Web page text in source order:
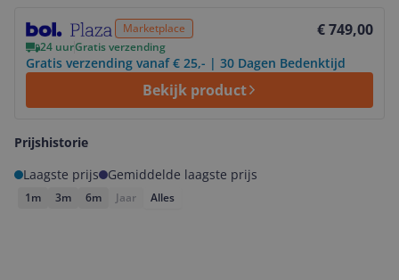
Marketplace € 749,00
24 uurGratis verzending
Gratis verzending vanaf € 25,- | 30 Dagen Bedenktijd
Bekijk product
Prijshistorie
Laagste prijs
Gemiddelde laagste prijs
1m 3m 6m Jaar Alles